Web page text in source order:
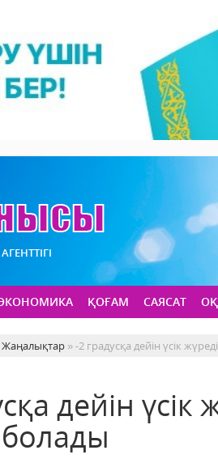
ҚОҒАМ САЯСАТ
Жаңалықтар » -2 градусқа дейін үсік
дейін үсік